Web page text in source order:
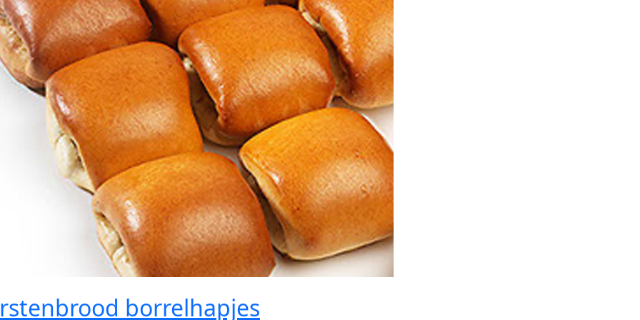
borrelhapjes